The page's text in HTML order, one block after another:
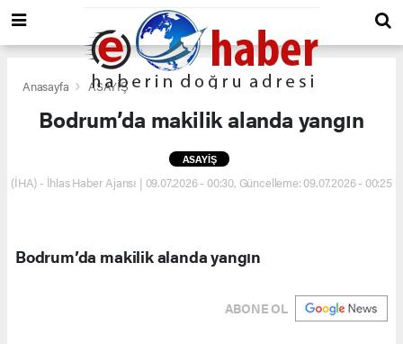
Anasayfa ASAYİŞ
Bodrum’da makilik alanda yangın
ASAYİŞ
(İHA) - İhlas Haber Ajansı | 09.07.2026 - 00:30, Güncelleme: 09.07.2026 - 00:25
Bodrum’da makilik alanda yangın
ABONE OL